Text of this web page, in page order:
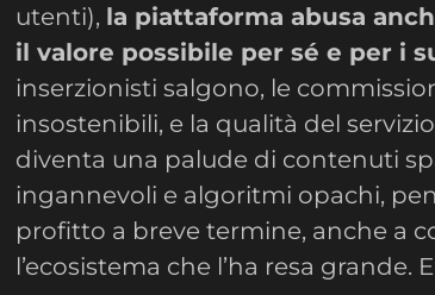
utenti), la piattaforma abusa
il valore possibile per sé e per i
inserzionisti salgono, le
insostenibili, e la qualità del
diventa una palude di contenuti
ingannevoli e algoritmi opachi,
profitto a breve termine, anche a
l’ecosistema che l’ha resa